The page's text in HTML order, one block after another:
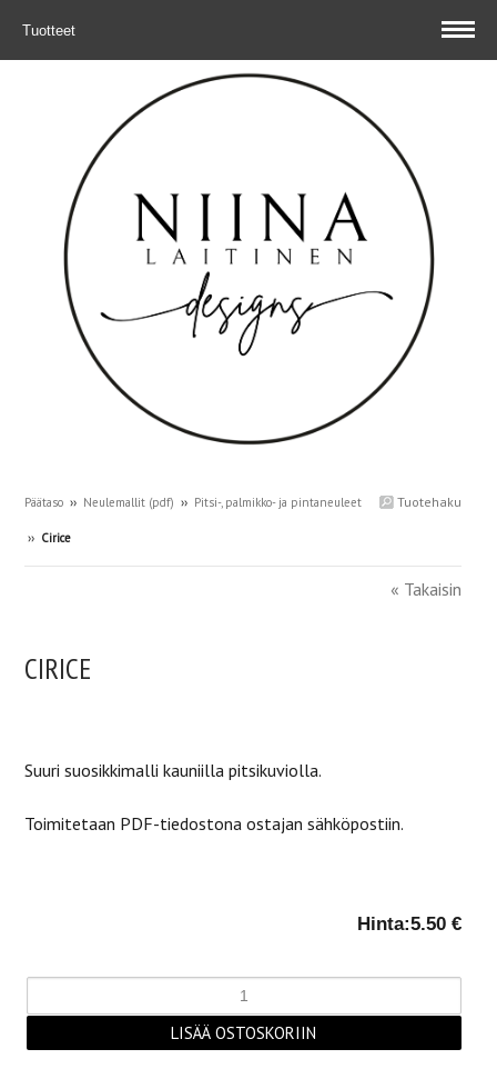
Tuotteet
Tuotehaku
Päätaso ›› Neulemallit (pdf) ›› Pitsi-, palmikko- ja pintaneuleet
›› Cirice
« Takaisin
CIRICE
Suuri suosikkimalli kauniilla pitsikuviolla.
Toimitetaan PDF-tiedostona ostajan sähköpostiin.
Hinta:5.50 €